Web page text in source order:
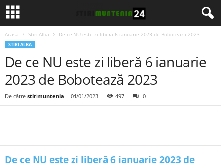
Acasă Stiri Alba De ce NU este zi liberă 6 ianuarie 2023 de Bobotează 2023
STIRI ALBA
De ce NU este zi liberă 6 ianuarie
2023 de Bobotează 2023
De către stirimuntenia - 04/01/2023 497 0
De ce NU este zi liberă 6 ianuarie 2023 de